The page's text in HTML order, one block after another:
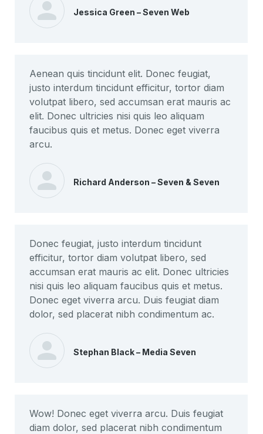
Jessica Green – Seven Web
Aenean quis tincidunt elit. Donec feugiat,
justo interdum tincidunt efficitur, tortor diam
volutpat libero, sed accumsan erat mauris ac
elit. Donec ultricies nisi quis leo aliquam
faucibus quis et metus. Donec eget viverra
arcu.
Richard Anderson – Seven & Seven
Donec feugiat, justo interdum tincidunt
efficitur, tortor diam volutpat libero, sed
accumsan erat mauris ac elit. Donec ultricies
nisi quis leo aliquam faucibus quis et metus.
Donec eget viverra arcu. Duis feugiat diam
dolor, sed placerat nibh condimentum ac.
Stephan Black – Media Seven
Wow! Donec eget viverra arcu. Duis feugiat
diam dolor, sed placerat nibh condimentum